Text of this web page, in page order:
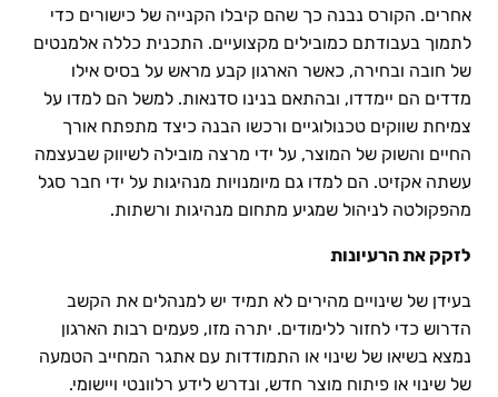
אחרים. הקורס נבנה כך שהם קיבלו הקנייה של כישורים כדי
לתמוך בעבודתם כמובילים מקצועיים. התכנית כללה אלמנטים
של חובה ובחירה, כאשר הארגון קבע מראש על בסיס אילו
מדדים הם יימדדו, ובהתאם בנינו סדנאות. למשל הם למדו על
צמיחת שווקים טכנולוגיים ורכשו הבנה כיצד מתפתח אורך
החיים והשוק של המוצר, על ידי מרצה מובילה לשיווק שבעצמה
עשתה אקזיט. הם למדו גם מיומנויות מנהיגות על ידי חבר סגל
מהפקולטה לניהול שמגיע מתחום מנהיגות ורשתות.
לזקק את הרעיונות
בעידן של שינויים מהירים לא תמיד יש למנהלים את הקשב
הדרוש כדי לחזור ללימודים. יתרה מזו, פעמים רבות הארגון
נמצא בשיאו של שינוי או התמודדות עם אתגר המחייב הטמעה
של שינוי או פיתוח מוצר חדש, ונדרש לידע רלוונטי ויישומי.